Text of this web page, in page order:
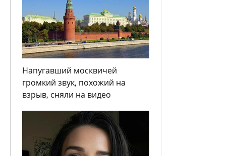
Напугавший москвичей
громкий звук, похожий на
взрыв, сняли на видео